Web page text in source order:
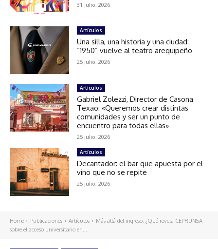
31 julio, 2026
Artículos
Una silla, una historia y una ciudad:
“1950” vuelve al teatro arequipeño
25 julio, 2026
Artículos
Gabriel Zolezzi, Director de Casona
Texao: «Queremos crear distintas
comunidades y ser un punto de
encuentro para todas ellas»
25 julio, 2026
Artículos
Decantador: el bar que apuesta por el
vino que no se repite
25 julio, 2026